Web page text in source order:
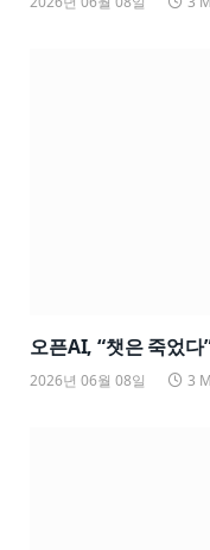
오픈AI, “챗은 죽었
2026년 06월 08일 3